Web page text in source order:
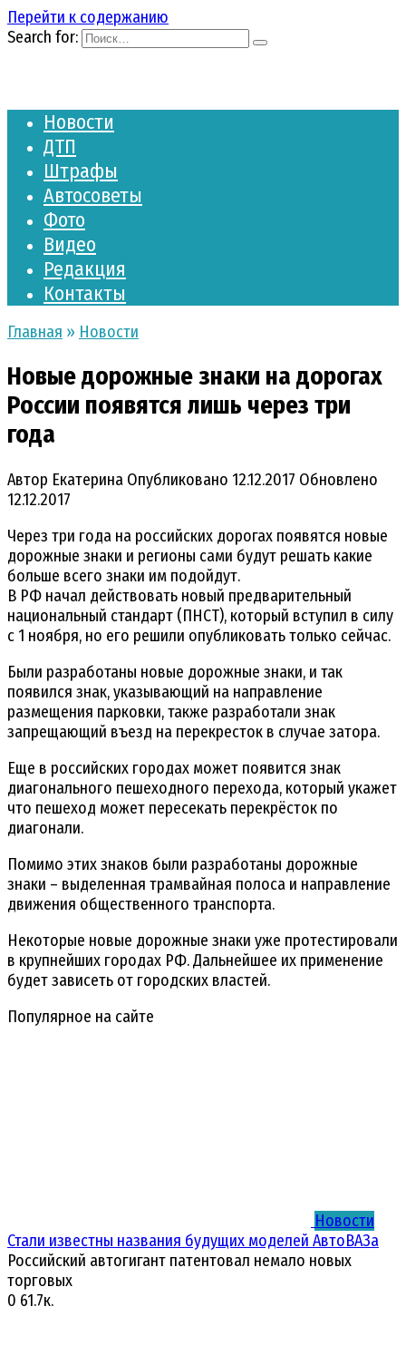
Перейти к содержанию
Search for:
Новости
ДТП
Штрафы
Автосоветы
Фото
Видео
Редакция
Контакты
Главная » Новости
Новые дорожные знаки на дорогах
России появятся лишь через три
года
Автор Екатерина Опубликовано 12.12.2017 Обновлено
12.12.2017
Через три года на российских дорогах появятся новые
дорожные знаки и регионы сами будут решать какие
больше всего знаки им подойдут.
В РФ начал действовать новый предварительный
национальный стандарт (ПНСТ), который вступил в силу
с 1 ноября, но его решили опубликовать только сейчас.
Были разработаны новые дорожные знаки, и так
появился знак, указывающий на направление
размещения парковки, также разработали знак
запрещающий въезд на перекресток в случае затора.
Еще в российских городах может появится знак
диагонального пешеходного перехода, который укажет
что пешеход может пересекать перекрёсток по
диагонали.
Помимо этих знаков были разработаны дорожные
знаки – выделенная трамвайная полоса и направление
движения общественного транспорта.
Некоторые новые дорожные знаки уже протестировали
в крупнейших городах РФ. Дальнейшее их применение
будет зависеть от городских властей.
Популярное на сайте
Новости
Стали известны названия будущих моделей АвтоВАЗа
Российский автогигант патентовал немало новых
торговых
0 61.7к.